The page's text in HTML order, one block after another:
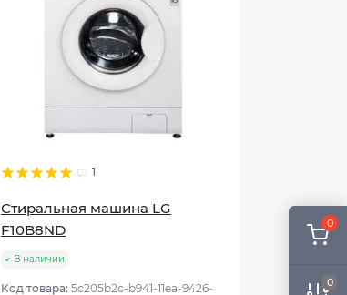
0
0
1
Стиральная машина LG
F10B8ND
В наличии
Код товара:5c205b2c-b941-11ea-9426-